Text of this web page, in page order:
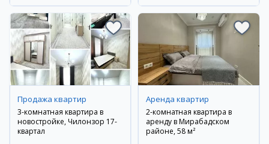
Продажа квартир
3-комнатная квартира в
новостройке, Чилонзор 17-
квартал
Аренда квартир
2-комнатная квартира в
аренду в Мирабадском
районе, 58 м²